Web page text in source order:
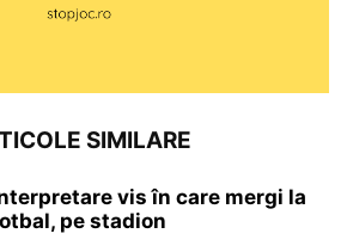
SIMILARE
vis în care mergi la
pe stadion